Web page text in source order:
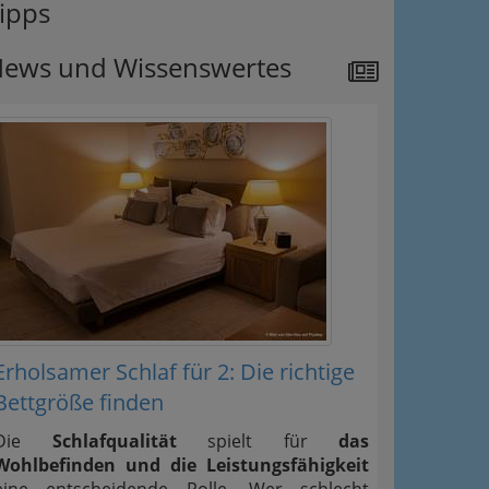
und Wissenswertes
Schlaf für 2: Die richtige
finden
Schlafqualitätspielt für das
und die Leistungsfähigkeit